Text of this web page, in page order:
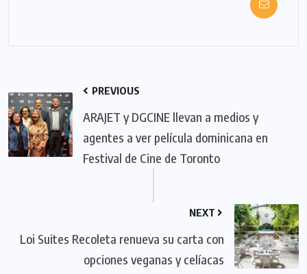
PREVIOUS
ARAJET y DGCINE llevan a medios y
agentes a ver película dominicana en
Festival de Cine de Toronto
NEXT
Loi Suites Recoleta renueva su carta con
opciones veganas y celíacas